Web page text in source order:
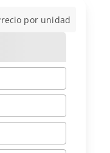
por unidad